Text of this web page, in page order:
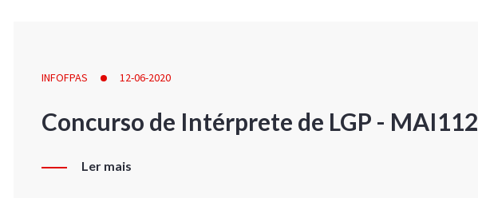
INFOFPAS 12-06-2020
Concurso de Intérprete de LGP - MAI112
Ler mais